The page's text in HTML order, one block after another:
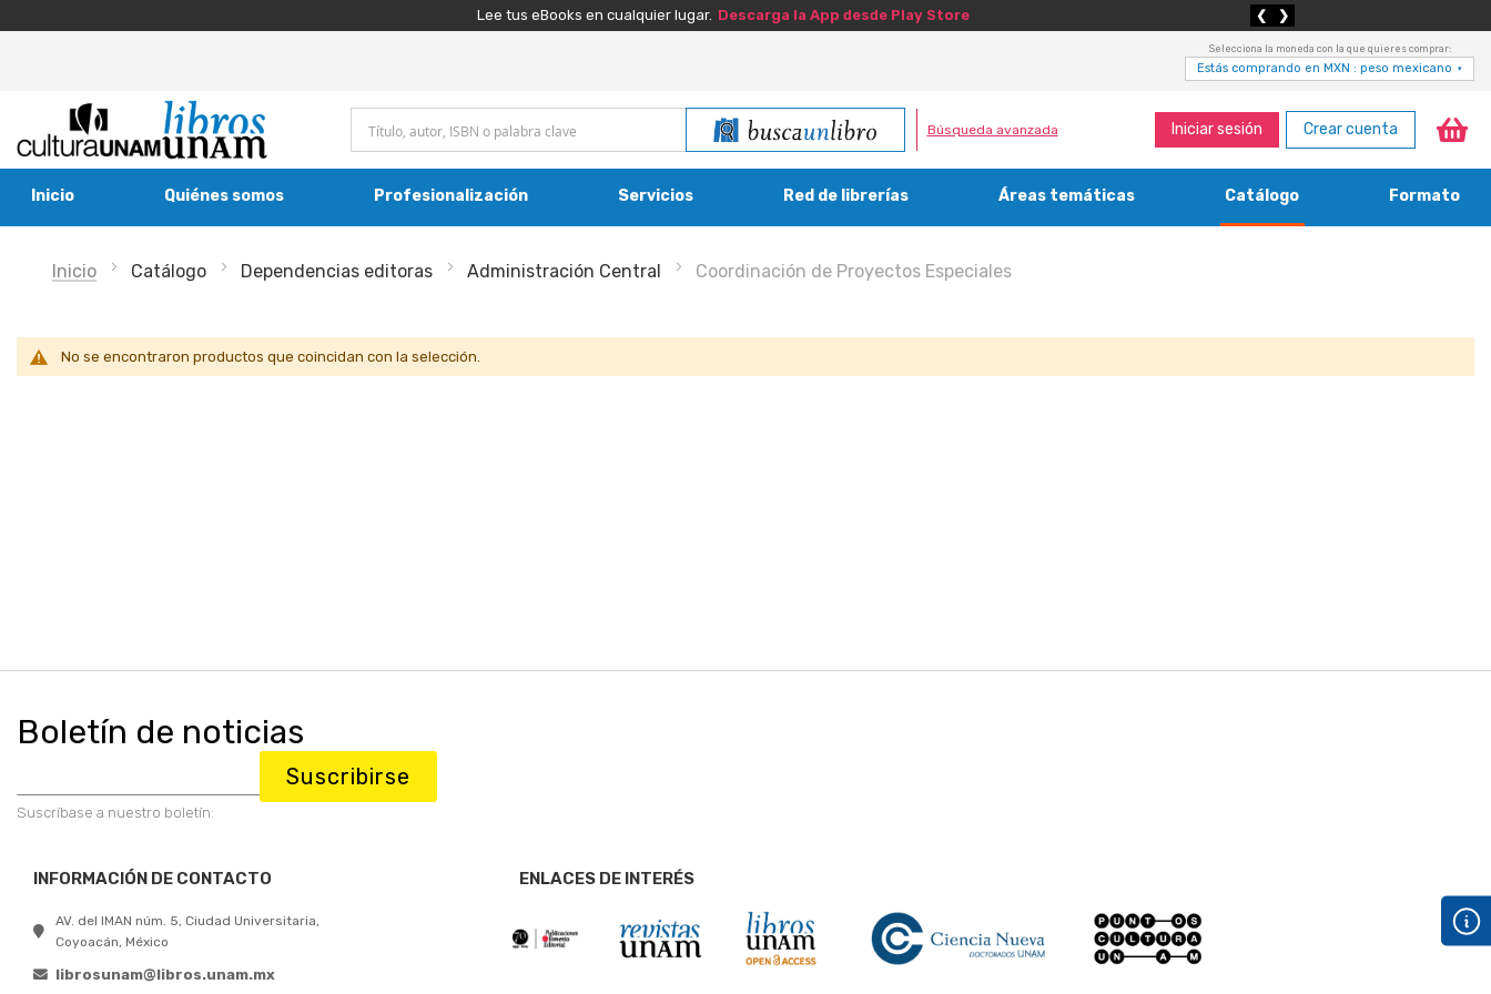
Lee tus eBooks en cualquier lugar. Descarga la App desde Play Store ❮ ❯
Selecciona la moneda con la que quieres comprar:
Estás comprando en MXN : peso mexicano ▾
Búsqueda avanzada Iniciar sesión Crear cuenta
Inicio Quiénes somos Profesionalización Servicios Red de librerías Áreas temáticas Catálogo Formato
Inicio Catálogo Dependencias editoras Administración Central Coordinación de Proyectos Especiales
No se encontraron productos que coincidan con la selección.
Boletín de noticias
Suscríbase a nuestro boletín:
Suscribirse
INFORMACIÓN DE CONTACTO
AV. del IMAN núm. 5, Ciudad Universitaria,
Coyoacán, México
librosunam@libros.unam.mx
ENLACES DE INTERÉS